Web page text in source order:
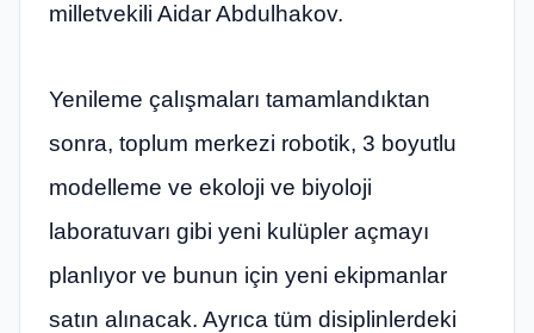
milletvekili Aidar Abdulhakov.
Yenileme çalışmaları tamamlandıktan
sonra, toplum merkezi robotik, 3 boyutlu
modelleme ve ekoloji ve biyoloji
laboratuvarı gibi yeni kulüpler açmayı
planlıyor ve bunun için yeni ekipmanlar
satın alınacak. Ayrıca tüm disiplinlerdeki